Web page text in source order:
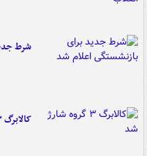
شرط
کالابرگ ۳ گروه شارژ شد